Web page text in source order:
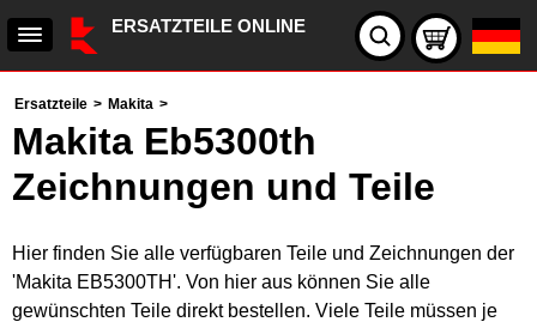
ERSATZTEILE ONLINE
Ersatzteile > Makita >
Makita Eb5300th
Zeichnungen und Teile
Hier finden Sie alle verfügbaren Teile und Zeichnungen der
'Makita EB5300TH'. Von hier aus können Sie alle
gewünschten Teile direkt bestellen. Viele Teile müssen je